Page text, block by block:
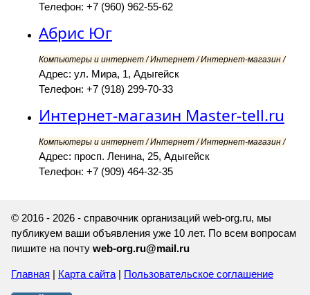
Телефон: +7 (960) 962-55-62
Абрис Юг
Компьютеры и интернет / Интернет / Интернет-магазин /
Адрес: ул. Мира, 1, Адыгейск
Телефон: +7 (918) 299-70-33
Интернет-магазин Master-tell.ru
Компьютеры и интернет / Интернет / Интернет-магазин /
Адрес: просп. Ленина, 25, Адыгейск
Телефон: +7 (909) 464-32-35
© 2016 - 2026 - справочник организаций web-org.ru, мы
публикуем ваши объявления уже 10 лет. По всем вопросам
пишите на почту web-org.ru@mail.ru
Главная | Карта сайта| Пользовательское соглашение